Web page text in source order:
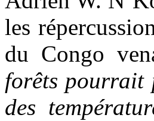
les
du Congo
forêts pourrait
des